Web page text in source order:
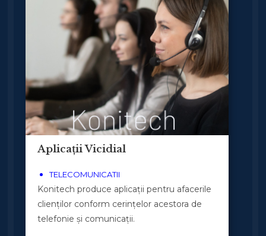
Aplicații Vicidial
TELECOMUNICATII
Konitech produce aplicații pentru afacerile
clienților conform cerințelor acestora de
telefonie și comunicații.